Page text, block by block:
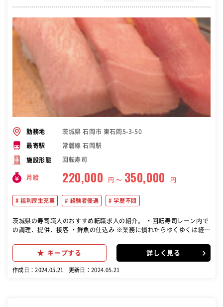
勤務地 茨城県 石岡市 東石岡5-3-50
最寄駅 常磐線 石岡駅
施設形態 回転寿司
月給 220,000 円 〜 350,000 円
福利厚生充実 経験者優遇 学歴不問
茨城県の寿司職人のおすすめ転職求人の紹介。 ・回転寿司レーン内で
の調理、提供、接客 ・鮮魚の仕込み ※業務に慣れたらゆくゆくは経験
気回転寿司店で調理スタッフ（寿司職人）をお任せします。 ※寿司
店・回転寿司店などで勤務経験があり寿司について一通りの知識があ
キープする 詳しく見る
作成日：2024.05.21 更新日：2024.05.21